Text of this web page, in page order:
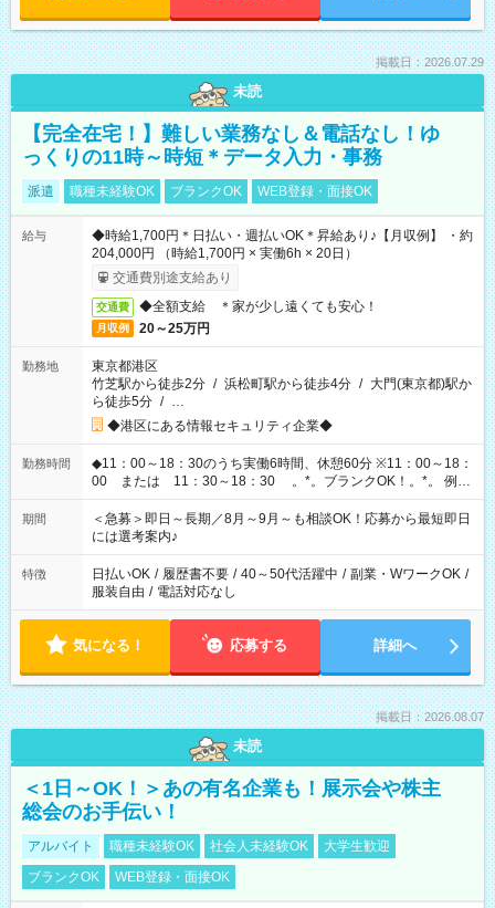
掲載日：2026.07.29
未読
【完全在宅！】難しい業務なし＆電話なし！ゆ
っくりの11時～時短＊データ入力・事務
派遣 職種未経験OK ブランクOK WEB登録・面接OK
給与
◆時給1,700円＊日払い・週払いOK＊昇給あり♪【月収例】 ・約
204,000円 （時給1,700円 × 実働6h × 20日）
交通費別途支給あり
交通費 ◆全額支給 ＊家が少し遠くても安心！
月収例 20～25万円
勤務地
東京都港区
竹芝駅から徒歩2分 / 浜松町駅から徒歩4分 / 大門(東京都)駅か
ら徒歩5分 / …
◆港区にある情報セキュリティ企業◆
勤務時間
◆11：00～18：30のうち実働6時間、休憩60分 ※11：00～18：
00 または 11：30～18：30 。*。ブランクOK！。*。 例え
ば前職が、 在宅/財団法人/事務/コールセンター/受付/販売/カフェ
スタッフ スイーツ販売/ホテルフロント/化粧品販売/など 様々な
業界から入社して活躍されています♪
期間
＜急募＞即日～長期／8月～9月～も相談OK！応募から最短即日
には選考案内♪
特徴 日払いOK / 履歴書不要 / 40～50代活躍中 / 副業・WワークOK /
服装自由 / 電話対応なし
気になる！ 応募する 詳細へ
掲載日：2026.08.07
未読
＜1日～OK！＞あの有名企業も！展示会や株主
総会のお手伝い！
アルバイト 職種未経験OK 社会人未経験OK
大学生歓迎
ブランクOK
WEB登録・面接OK